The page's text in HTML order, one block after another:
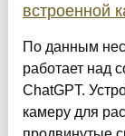
встроенной
По данным
работает над
ChatGPT.
камеру для